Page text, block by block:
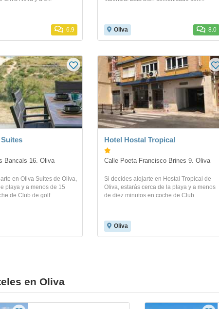
6.9 Oliva 8.0
Bancals 16. Oliva
en Oliva Suites de Oliva,
playa y a menos de 15
de Club de golf...
Hotel Hostal Tropical
Calle Poeta Francisco Brines 9. Oliva
Si decides alojarte en Hostal Tropical de
Oliva, estarás cerca de la playa y a menos
de diez minutos en coche de Club...
Oliva
en Oliva